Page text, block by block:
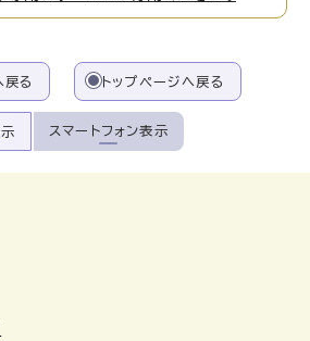
戻る トップページへ戻る
スマートフォン表示